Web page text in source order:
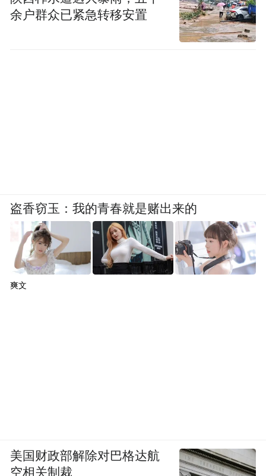
余户群众已紧急转移安置
盗香窃玉：我的青春就是赌出来的
爽文
美国财政部解除对巴格达航
空相关制裁